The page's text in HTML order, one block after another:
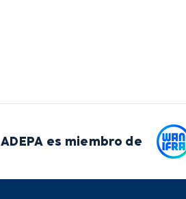
ADEPA es miembro de